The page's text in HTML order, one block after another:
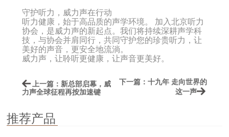
守护听力，威力声在行动
听力健康，始于高品质的声学环境。 加入北京听力
协会，是威力声的新起点。我们将持续深耕声学科
技，与协会并肩同行，共同守护您的珍贵听力，让
美好的声音，更安全地流淌。
威力声，让聆听更健康，让声音更美好。
上一篇：新总部启幕，威
力声全球征程再按加速键
下一篇：十九年 走向世界的
这一声
推荐产品